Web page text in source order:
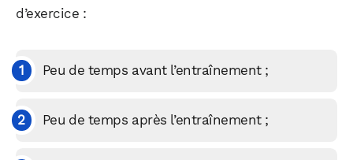
d’exercice :
Peu de temps avant l’entraînement ;
Peu de temps après l’entraînement ;